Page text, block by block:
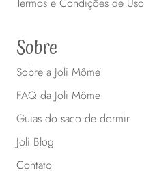
Termos e Condições de Uso
Sobre
Sobre a Joli Môme
FAQ da Joli Môme
Guias do saco de dormir
Joli Blog
Contato